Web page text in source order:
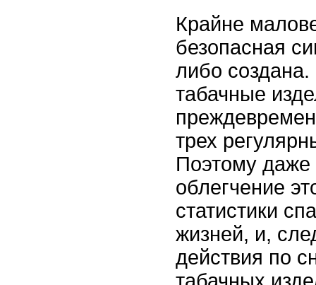
Крайне
безопасная
либо
табачные
трех
Поэтому
облегчение
статистики
жизней, и,
действия по